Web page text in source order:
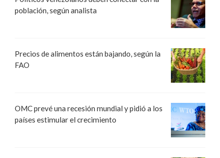
población, según analista
Precios de alimentos están bajando, según la
FAO
OMC prevé una recesión mundial y pidió a los
países estimular el crecimiento